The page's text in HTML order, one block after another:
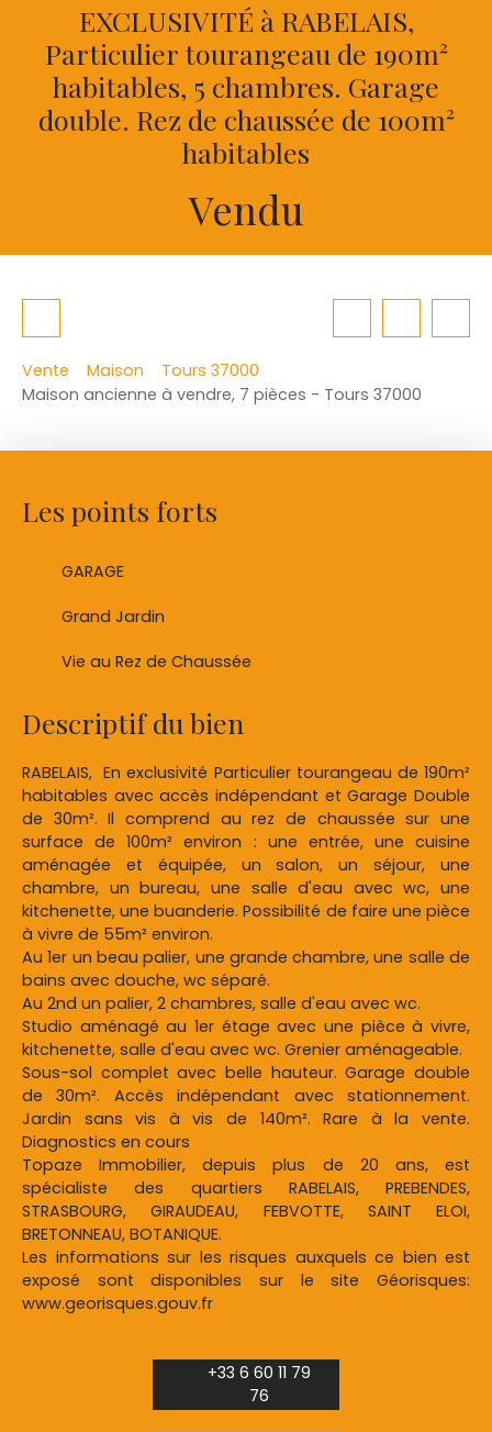
EXCLUSIVITÉ à RABELAIS,
Particulier tourangeau de 190m²
habitables, 5 chambres. Garage
double. Rez de chaussée de 100m²
habitables
Vendu
Vente Maison
Tours 37000
Maison ancienne à vendre, 7 pièces - Tours 37000
Les points forts
GARAGE
Grand Jardin
Vie au Rez de Chaussée
Descriptif du bien
RABELAIS, En exclusivité Particulier tourangeau de 190m²
habitables avec accès indépendant et Garage Double
de 30m². Il comprend au rez de chaussée sur une
surface de 100m² environ : une entrée, une cuisine
aménagée et équipée, un salon, un séjour, une
chambre, un bureau, une salle d'eau avec wc, une
kitchenette, une buanderie. Possibilité de faire une pièce
à vivre de 55m² environ.
Au 1er un beau palier, une grande chambre, une salle de
bains avec douche, wc séparé.
Au 2nd un palier, 2 chambres, salle d'eau avec wc.
Studio aménagé au 1er étage avec une pièce à vivre,
kitchenette, salle d'eau avec wc. Grenier aménageable.
Sous-sol complet avec belle hauteur. Garage double
de 30m². Accès indépendant avec stationnement.
Jardin sans vis à vis de 140m². Rare à la vente.
Diagnostics en cours
Topaze Immobilier, depuis plus de 20 ans, est
spécialiste des quartiers RABELAIS, PREBENDES,
STRASBOURG, GIRAUDEAU, FEBVOTTE, SAINT ELOI,
BRETONNEAU, BOTANIQUE.
Les informations sur les risques auxquels ce bien est
exposé sont disponibles sur le site Géorisques:
www.georisques.gouv.fr
+33 6 60 11 79
76